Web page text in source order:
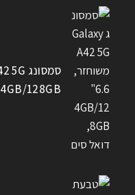
4GB/128GB, דואל סים